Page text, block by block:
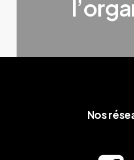
Nos